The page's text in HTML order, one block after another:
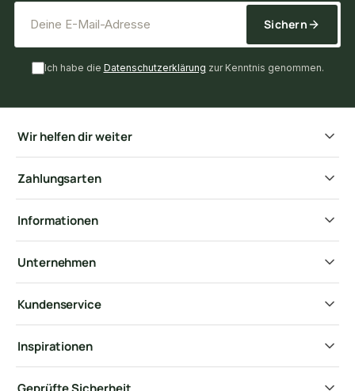
Sichern
Ich habe die Datenschutzerklärung zur Kenntnis genommen.
Wir helfen dir weiter
Zahlungsarten
Informationen
Unternehmen
Kundenservice
Inspirationen